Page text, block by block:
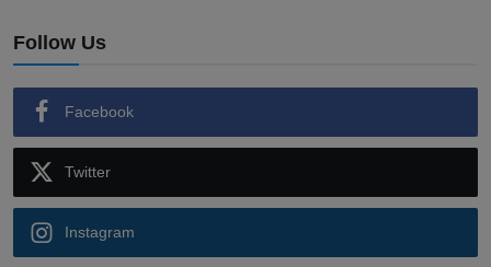
Follow Us
Facebook
Twitter
Instagram